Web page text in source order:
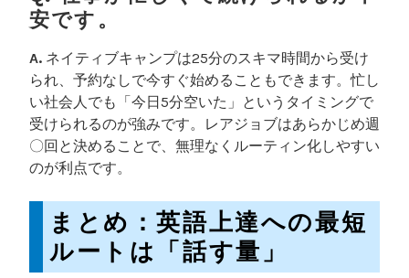
安です。
A. ネイティブキャンプは25分のスキマ時間から受け
られ、予約なしで今すぐ始めることもできます。忙し
い社会人でも「今日5分空いた」というタイミングで
受けられるのが強みです。レアジョブはあらかじめ週
〇回と決めることで、無理なくルーティン化しやすい
のが利点です。
まとめ：英語上達への最短
ルートは「話す量」